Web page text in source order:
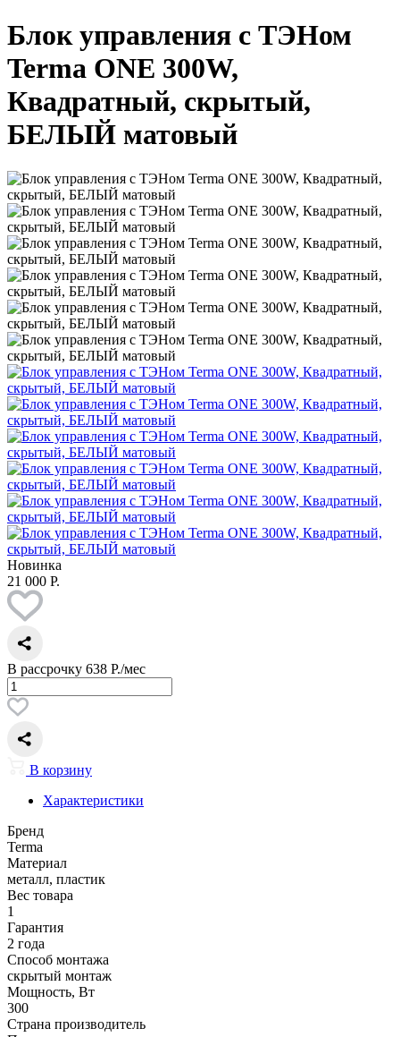
Блок управления с ТЭНом
Terma ONE 300W,
Квадратный, скрытый,
БЕЛЫЙ матовый
Новинка
21 000 Р.
В рассрочку 638 Р./мес
В корзину
Характеристики
Бренд
Terma
Материал
металл, пластик
Вес товара
1
Гарантия
2 года
Способ монтажа
скрытый монтаж
Мощность, Вт
300
Страна производитель